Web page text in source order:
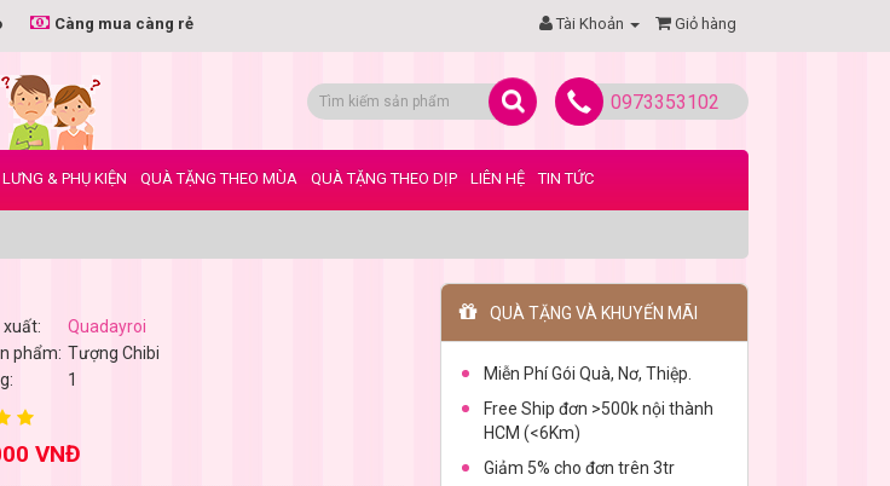
Càng mua càng rẻ Tài Khoản Giỏ hàng
0973353102
LƯNG & PHỤ KIỆN QUÀ TẶNG THEO MÙA QUÀ TẶNG THEO DỊP LIÊN HỆ TIN TỨC
xuất:
Quadayroi
phẩm: Tượng Chibi
1
VNĐ
QUÀ TẶNG VÀ KHUYẾN MÃI
Miễn Phí Gói Quà, Nơ, Thiệp.
Free Ship đơn >500k nội thành
HCM (<6Km)
Giảm 5% cho đơn trên 3tr